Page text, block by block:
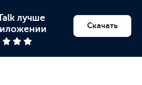
лучше
Скачать
психолога